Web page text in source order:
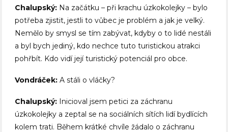
Chalupský: Na začátku – při krachu úzkokolejky – bylo
potřeba zjistit, jestli to vůbec je problém a jak je velký.
Nemělo by smysl se tím zabývat, kdyby o to lidé nestáli
a byl bych jediný, kdo nechce tuto turistickou atrakci
pohřbít. Kdo vidí její turistický potenciál pro obce.
Vondráček: A stáli o vláčky?
Chalupský: Inicioval jsem petici za záchranu
úzkokolejky a zeptal se na sociálních sítích lidí bydlících
kolem trati. Během krátké chvíle žádalo o záchranu